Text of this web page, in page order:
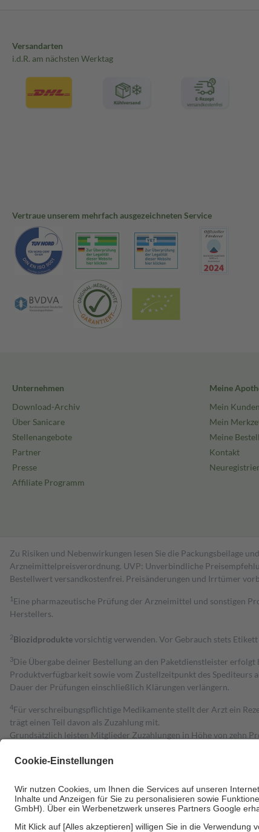
Versandarten
i.d.R. am nächsten Werktag
Vertraue unserem mehrfach ausgezeichneten Service
Unternehmen
Download-Archiv
Über Sanicare
Stellenangebote
Partner
Presse
Affiliate Programm
Meine
Mein
Mein
Meine
Kontakt
Zu Risiken und Nebenwirkungen lesen Sie die Packungsbeilage
Arzneimittelpreisverordnung. UVP: Unverbindliche
Bestell­wert versand­kosten­frei. Preisänderungen und Irrtümer
1 Eine pharmazeutische Prüfung der Arzneimittel und sonstigen
Herstellers.
2Biozidproduktevorsichtig verwenden. Vor Gebrauch stets
3Die Übergabe deiner Bestellung an den Paketdienstleister
Produktverfügbarkeit sowie vom Zustellzeitpunkt des Spediteurs
Dauer der Prüfungen einschließlich Klärungen verlängern.
4Für verschreibungspflichtige Medikamente stellt der Arzt ein
trägt einen Teil davon als Zuzahlung mit.
Grundsätzlich leisten Mitglieder Zuzahlungen in Höhe von zehn
Diese Regeln gelten grundsätzlich auch für Online-Apotheken.
Um das Engagement der Versicherten für ihre eigene
• Kindern und Jugendlichen bis zum vollendeten 18. Lebensjahr
• Untersuchungen zur Vorsorge und Früherkennung, die von der
• empfohlenen Schutzimpfungen